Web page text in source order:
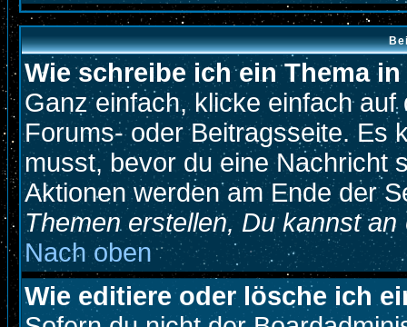
Wie schreibe ich ein Thema
Ganz einfach, klicke einfach
Forums- oder Beitragsseite. Es
musst, bevor du eine Nachricht
Aktionen werden am Ende der
Themen erstellen, Du kannst
Nach oben
Wie editiere oder lösche ich